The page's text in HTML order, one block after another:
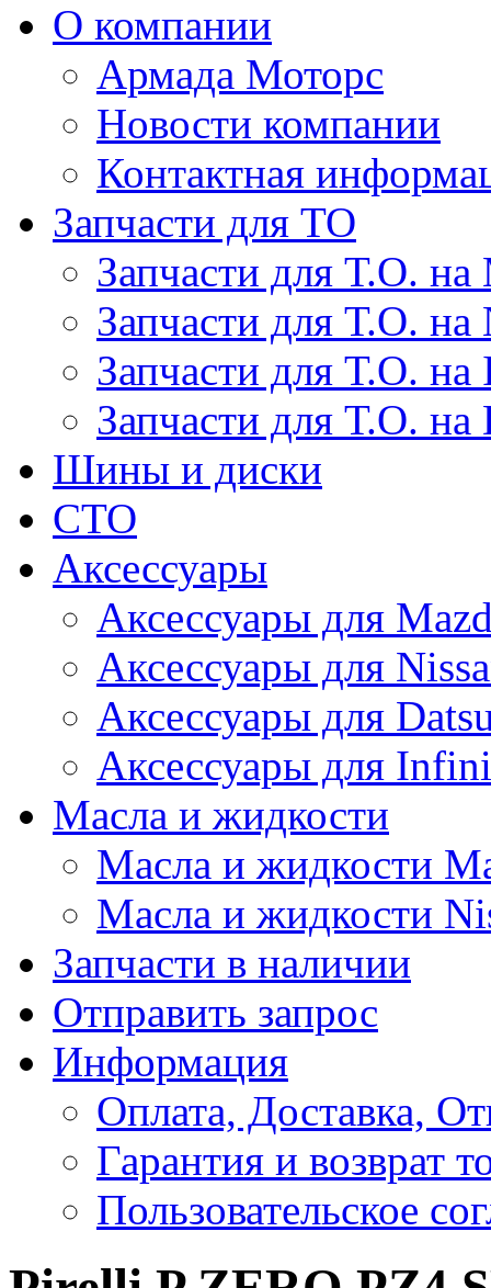
О компании
Армада Моторс
Новости компании
Контактная
Запчасти для ТО
Запчасти для Т.О. на
Запчасти для Т.О. на
Запчасти для Т.О.
Запчасти для Т.О. на
Шины и диски
СТО
Аксессуары
Аксессуары для
Аксессуары для
Аксессуары для
Аксессуары для
Масла и жидкости
Масла и жидкости
Масла и жидкости
Запчасти в наличии
Отправить запрос
Информация
Оплата, Доставка,
Гарантия и возврат
Пользовательское